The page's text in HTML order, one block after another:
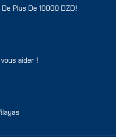
Plus De 10000 DZD!
aider !